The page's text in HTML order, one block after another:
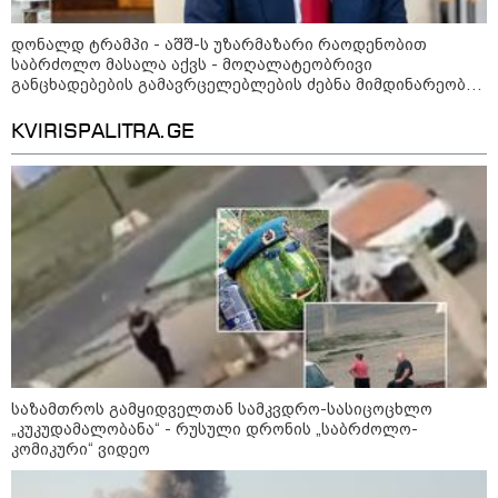
08:59 / 06-08-2026
"კი, ასეთი პროცედურით უნდა
დაეკავებინათ, არასრულწლოვანის
შემთხვევაშიც, უფრო მსუბუქი ვარიანტი
დონალდ ტრამპი - აშშ-ს უზარმაზარი რაოდენობით
საბრძოლო მასალა აქვს - მოღალატეობრივი
განცხადებების გამავრცელებლების ძებნა მიმდინარეობს,
KVIRISPALITRA.GE
საზამთროს გამყიდველთან სამკვდრო-სასიცოცხლო
„კუკუდამალობანა“ - რუსული დრონის „საბრძოლო-
კომიკური“ ვიდეო